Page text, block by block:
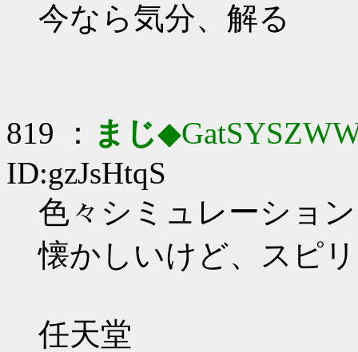
今なら気分、解る
819 ： まじ
ID:gzJsHtqS
色々シミュレーショ
懐かしいけど、スピ
任天堂